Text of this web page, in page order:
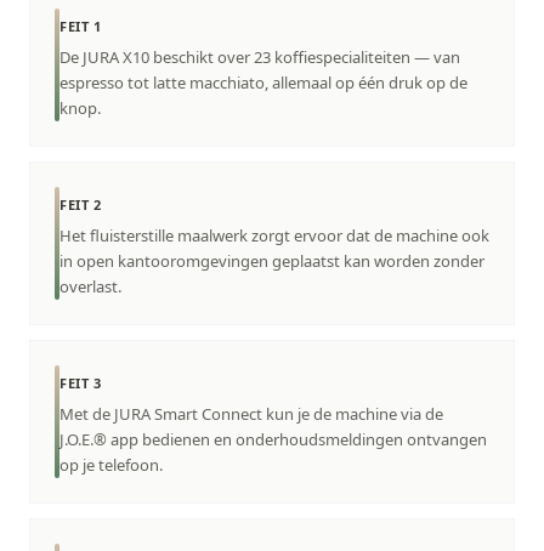
FEIT 1
De JURA X10 beschikt over 23 koffiespecialiteiten — van
espresso tot latte macchiato, allemaal op één druk op de
knop.
FEIT 2
Het fluisterstille maalwerk zorgt ervoor dat de machine ook
in open kantooromgevingen geplaatst kan worden zonder
overlast.
FEIT 3
Met de JURA Smart Connect kun je de machine via de
J.O.E.® app bedienen en onderhoudsmeldingen ontvangen
op je telefoon.